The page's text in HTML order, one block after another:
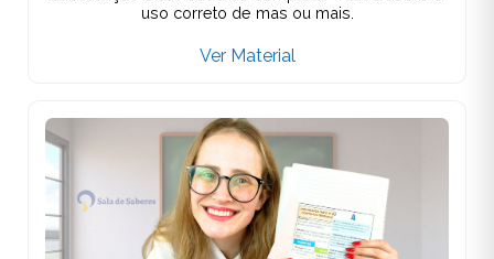
uso correto de mas ou mais.
Ver Material